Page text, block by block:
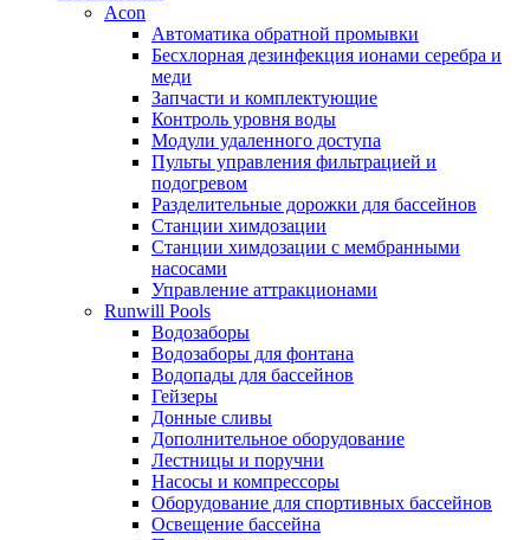
Acon
Автоматика обратной промывки
Беcхлорная дезинфекция ионами серебра и
меди
Запчасти и комплектующие
Контроль уровня воды
Модули удаленного доступа
Пульты управления фильтрацией и
подогревом
Разделительные дорожки для бассейнов
Станции химдозации
Станции химдозации с мембранными
насосами
Управление аттракционами
Runwill Pools
Водозаборы
Водозаборы для фонтана
Водопады для бассейнов
Гейзеры
Донные сливы
Дополнительное оборудование
Лестницы и поручни
Насосы и компрессоры
Оборудование для спортивных бассейнов
Освещение бассейна